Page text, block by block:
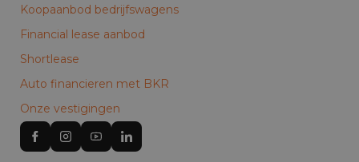
Koopaanbod bedrijfswagens
Financial lease aanbod
Shortlease
Auto financieren met BKR
Onze vestigingen